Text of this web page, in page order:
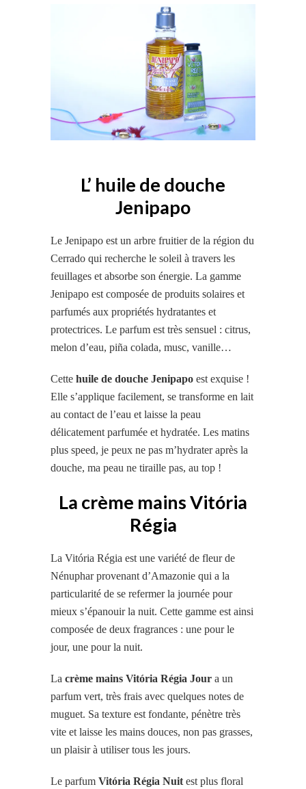
L’ huile de douche
Jenipapo
Le Jenipapo est un arbre fruitier de la région du
Cerrado qui recherche le soleil à travers les
feuillages et absorbe son énergie. La gamme
Jenipapo est composée de produits solaires et
parfumés aux propriétés hydratantes et
protectrices. Le parfum est très sensuel : citrus,
melon d’eau, piña colada, musc, vanille…
Cette huile de douche Jenipapo est exquise !
Elle s’applique facilement, se transforme en lait
au contact de l’eau et laisse la peau
délicatement parfumée et hydratée. Les matins
plus speed, je peux ne pas m’hydrater après la
douche, ma peau ne tiraille pas, au top !
La crème mains Vitória
Régia
La Vitória Régia est une variété de fleur de
Nénuphar provenant d’Amazonie qui a la
particularité de se refermer la journée pour
mieux s’épanouir la nuit. Cette gamme est ainsi
composée de deux fragrances : une pour le
jour, une pour la nuit.
La crème mains Vitória Régia Jour a un
parfum vert, très frais avec quelques notes de
muguet. Sa texture est fondante, pénètre très
vite et laisse les mains douces, non pas grasses,
un plaisir à utiliser tous les jours.
Le parfum Vitória Régia Nuit est plus floral